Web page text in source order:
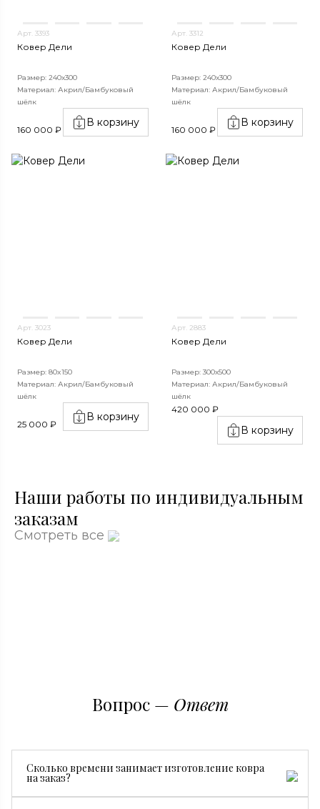
Арт. 3393
Ковер Дели
Размер: 240х300
Материал: Акрил/Бамбуковый
шёлк
160 000 ₽
В корзину
Арт. 3312
Ковер Дели
Размер: 240х300
Материал: Акрил/Бамбуковый
шёлк
160 000 ₽
В корзину
Арт. 3023
Ковер Дели
Размер: 80x150
Материал: Акрил/Бамбуковый
шёлк
25 000 ₽
В корзину
Арт. 2883
Ковер Дели
Размер: 300х500
Материал: Акрил/Бамбуковый
шёлк
420 000 ₽
В корзину
Наши работы по индивидуальным
заказам
Смотреть все
Вопрос — Ответ
Сколько времени занимает изготовление ковра
на заказ?